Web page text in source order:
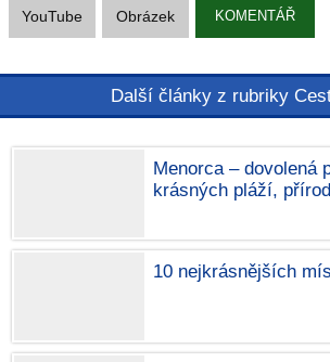
YouTube Obrázek KOMENTÁŘ
Další články z rubriky
Menorca – dovolená
krásných pláží,
10 nejkrásnějších